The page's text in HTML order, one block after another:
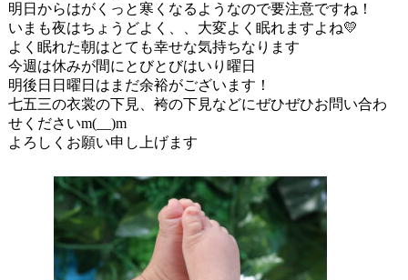
明日からはがくっと寒くなるようなので要注意ですね！
いまも夜はちょうどよく、、大変よく眠れますよね💛
よく眠れた朝はとても幸せな気持ちなります
今週は休みが間にとびとびはいり曜日
明後日日曜日はまだ余裕がございます！
七五三の衣裳の下見、袴の下見などにぜひぜひお問い合わ
せくださいm(__)m
よろしくお願い申し上げます